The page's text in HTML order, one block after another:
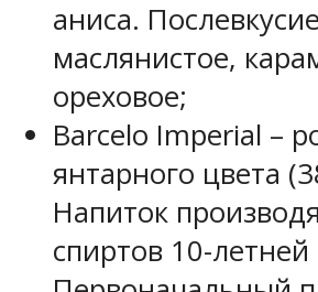
аниса.
маслянистое,
ореховое;
Barcelo Imperial –
янтарного цвета
Напиток
спиртов 10-